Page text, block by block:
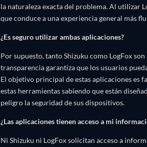
la naturaleza exacta del problema. Al utilizar
que conduce a una experiencia general más
¿Es seguro utilizar ambas aplicaciones?
Por supuesto, tanto Shizuku como LogFox
transparencia garantiza que los usuarios
El objetivo principal de estas aplicaciones es
estas herramientas sabiendo que están
peligro la seguridad de sus dispositivos.
¿Las aplicaciones tienen acceso a mi
Ni Shizuku ni LogFox solicitan acceso a